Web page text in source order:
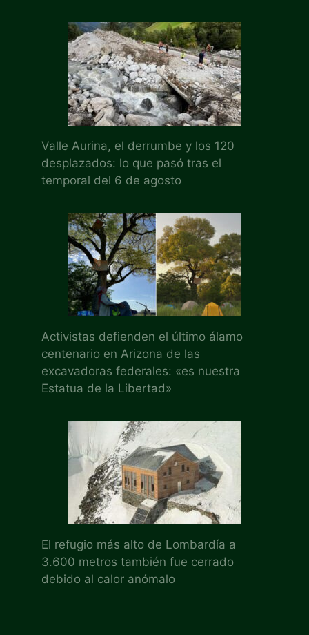
Valle Aurina, el derrumbe y los 120
desplazados: lo que pasó tras el
temporal del 6 de agosto
Activistas defienden el último álamo
centenario en Arizona de las
excavadoras federales: «es nuestra
Estatua de la Libertad»
El refugio más alto de Lombardía a
3.600 metros también fue cerrado
debido al calor anómalo